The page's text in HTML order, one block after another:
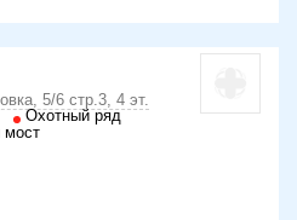
5/6 стр.3, 4 эт.
Охотный ряд
мост